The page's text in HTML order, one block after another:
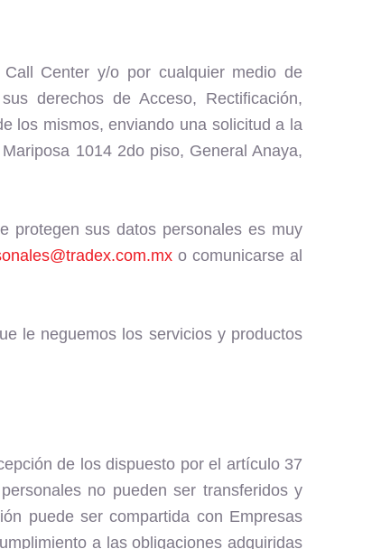
Center y/o por cualquier medio de
derechos de Acceso, Rectificación,
los mismos, enviando una solicitud a la
1014 2do piso, General Anaya,
protegen sus datos personales es muy
o comunicarse al
le neguemos los servicios y productos
de los dispuesto por el artículo 37
no pueden ser transferidos y
puede ser compartida con Empresas
a las obligaciones adquiridas